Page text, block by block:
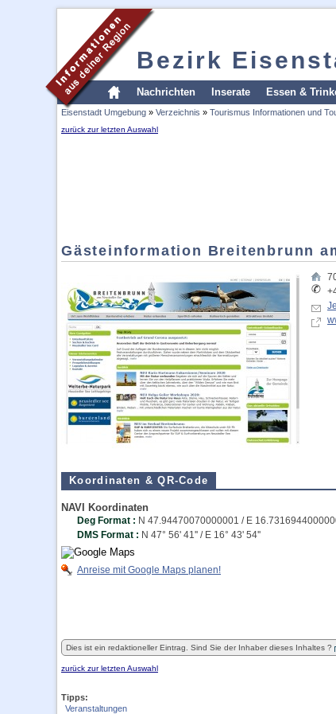
Bezirk
Nachrichten Inserate Essen &
Eisenstadt Umgebung » Verzeichnis » Tourismus Informationen und
zurück zur letzten Auswahl
Gästeinformation Breitenbrunn
Koordinaten & QR-Code
NAVI Koordinaten
Deg Format : N 47.94470070000001 / E
DMS Format : N 47° 56' 41'' / E 16° 43' 54''
Anreise mit Google Maps planen!
Dies ist ein redaktioneller Eintrag. Sind Sie der Inhaber dieses Inhaltes ?
zurück zur letzten Auswahl
Tipps:
Veranstaltungen